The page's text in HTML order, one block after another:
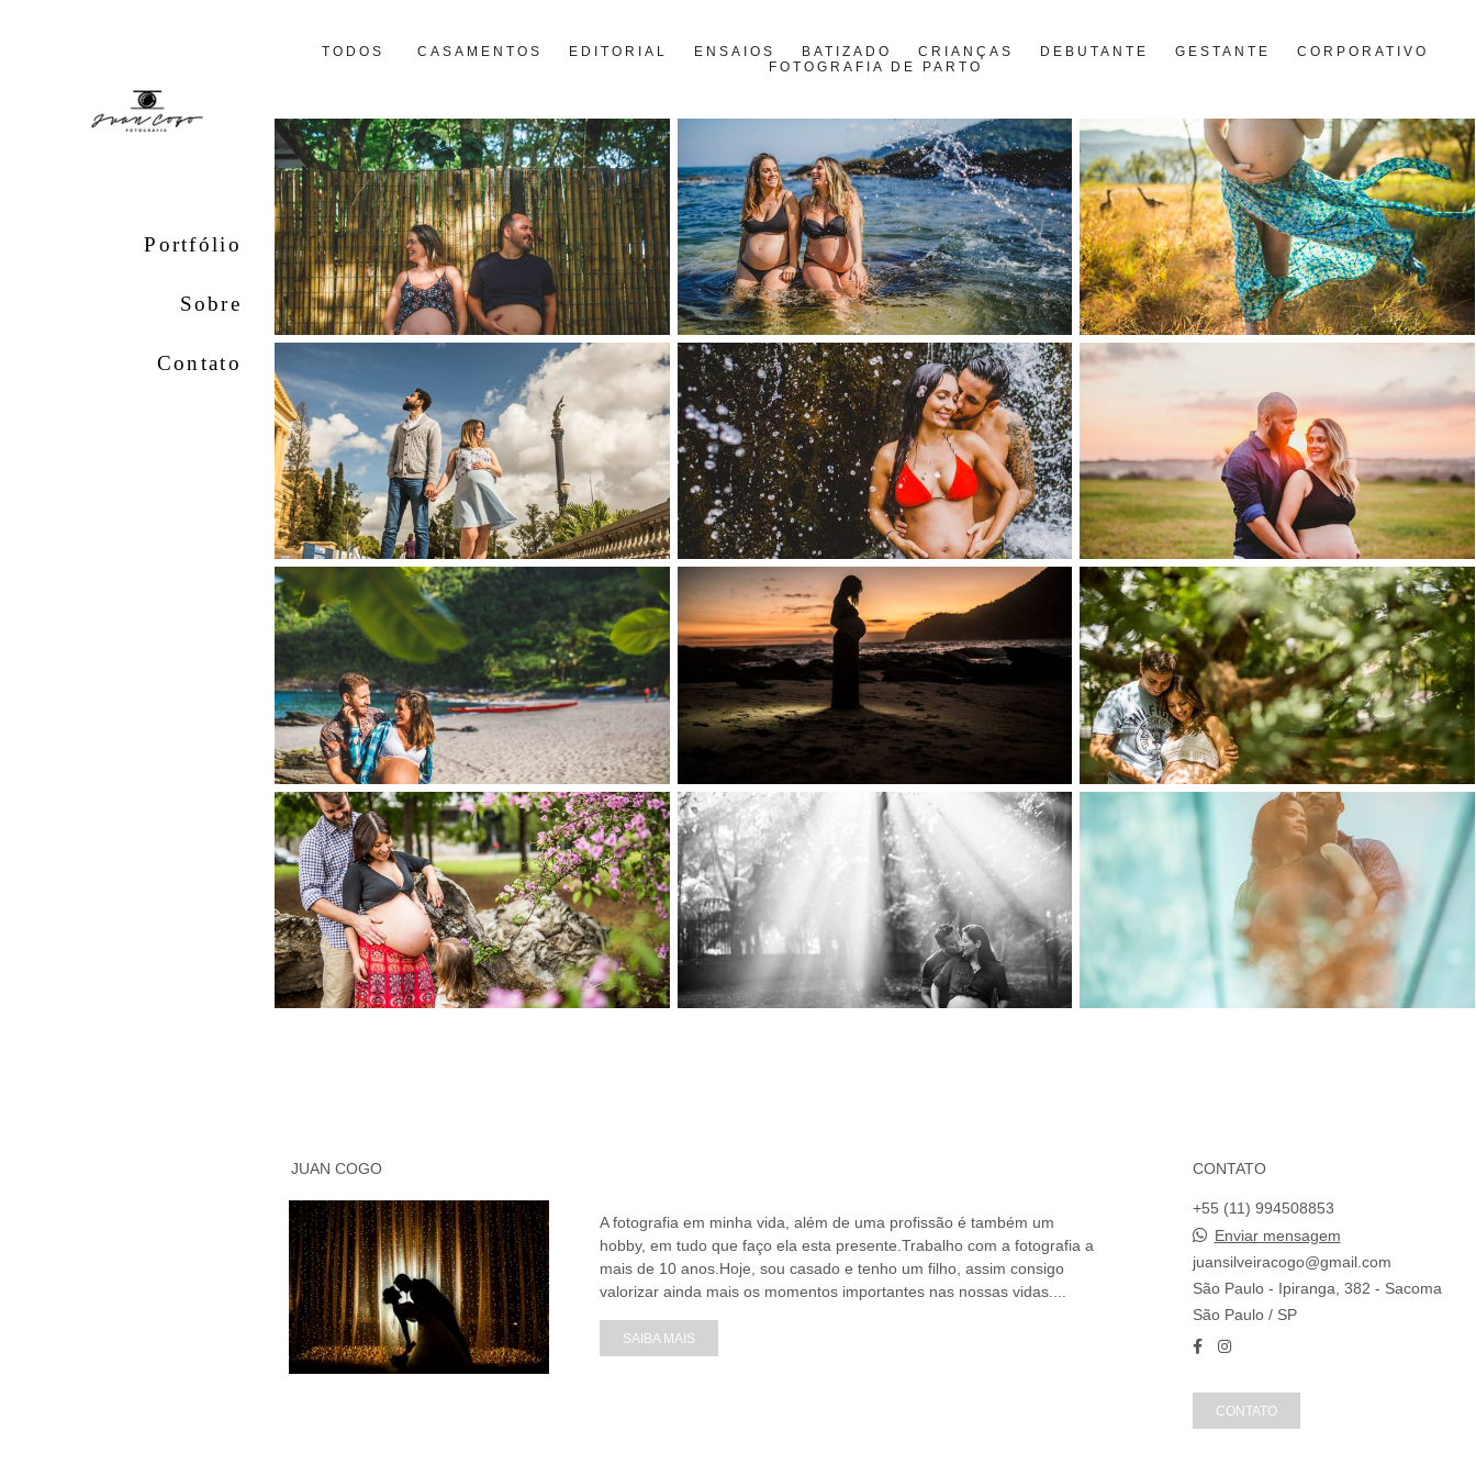
Portfólio
Sobre
Contato
TODOS CASAMENTOS EDITORIAL ENSAIOS BATIZADO CRIANÇAS DEBUTANTE GESTANTE
CORPORATIVO
FOTOGRAFIA DE PARTO
JUAN COGO
A fotografia em minha vida, além de uma profissão é também um
hobby, em tudo que faço ela esta presente.Trabalho com a fotografia a
mais de 10 anos.Hoje, sou casado e tenho um filho, assim consigo
valorizar ainda mais os momentos importantes nas nossas vidas....
SAIBA MAIS
CONTATO
+55 (11) 994508853
Enviar mensagem
juansilveiracogo@gmail.com
São Paulo - Ipiranga, 382 - Sacoma
São Paulo / SP
CONTATO